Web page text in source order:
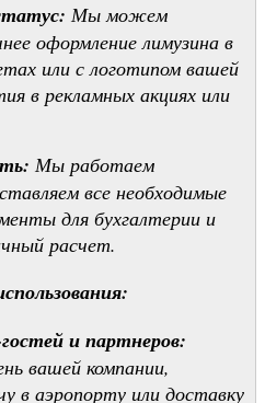
Мы можем
оформление лимузина в
или с логотипом вашей
в рекламных акциях или
Мы работаем
все необходимые
для бухгалтерии и
расчет.
и партнеров:
вашей компании,
в аэропорту или доставку